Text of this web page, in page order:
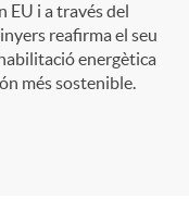
EU i a través del
reafirma el seu
energètica
més sostenible.